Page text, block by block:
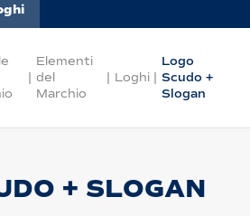
|
Elementi
del
Marchio
| Loghi |
Logo
Scudo +
Slogan
+ SLOGAN